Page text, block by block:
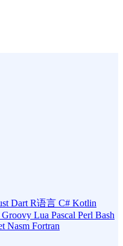
Dart R语言 C# Kotlin
Groovy Lua Pascal Perl Bash
Nasm Fortran